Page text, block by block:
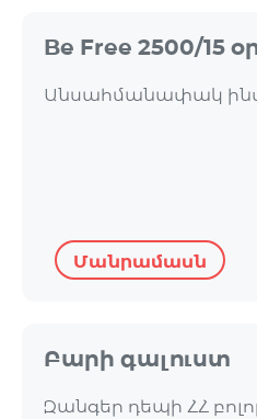
Be Free 2500/15
Անսահմանափակ
Մանրամասն
Բարի գալուստ
Զանգեր դեպի ՀՀ